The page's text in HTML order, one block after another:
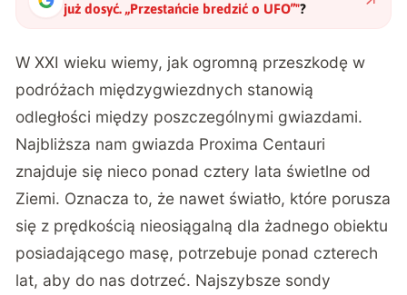
już dosyć. „Przestańcie bredzić o UFO”"?
W XXI wieku wiemy, jak ogromną przeszkodę w
podróżach międzygwiezdnych stanowią
odległości między poszczególnymi gwiazdami.
Najbliższa nam gwiazda Proxima Centauri
znajduje się nieco ponad cztery lata świetlne od
Ziemi. Oznacza to, że nawet światło, które porusza
się z prędkością nieosiągalną dla żadnego obiektu
posiadającego masę, potrzebuje ponad czterech
lat, aby do nas dotrzeć. Najszybsze sondy